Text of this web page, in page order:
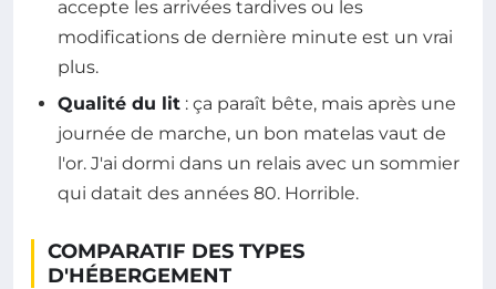
accepte les arrivées tardives ou les
modifications de dernière minute est un vrai
plus.
Qualité du lit : ça paraît bête, mais après une
journée de marche, un bon matelas vaut de
l'or. J'ai dormi dans un relais avec un sommier
qui datait des années 80. Horrible.
COMPARATIF DES TYPES
D'HÉBERGEMENT